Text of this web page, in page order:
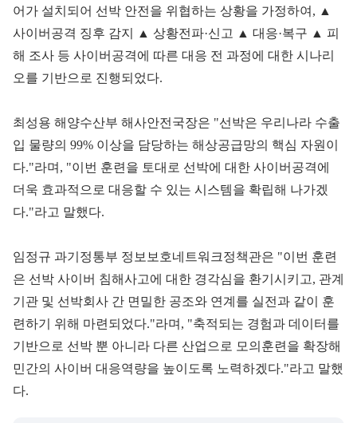
어가 설치되어 선박 안전을 위협하는 상황을 가정하여, ▲
사이버공격 징후 감지 ▲ 상황전파·신고 ▲ 대응·복구 ▲ 피
해 조사 등 사이버공격에 따른 대응 전 과정에 대한 시나리
오를 기반으로 진행되었다.
최성용 해양수산부 해사안전국장은 "선박은 우리나라 수출
입 물량의 99% 이상을 담당하는 해상공급망의 핵심 자원이
다."라며, "이번 훈련을 토대로 선박에 대한 사이버공격에
더욱 효과적으로 대응할 수 있는 시스템을 확립해 나가겠
다."라고 말했다.
임정규 과기정통부 정보보호네트워크정책관은 "이번 훈련
은 선박 사이버 침해사고에 대한 경각심을 환기시키고, 관계
기관 및 선박회사 간 면밀한 공조와 연계를 실전과 같이 훈
련하기 위해 마련되었다."라며, "축적되는 경험과 데이터를
기반으로 선박 뿐 아니라 다른 산업으로 모의훈련을 확장해
민간의 사이버 대응역량을 높이도록 노력하겠다."라고 말했
다.